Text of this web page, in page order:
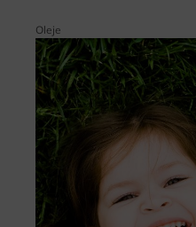
Oleje